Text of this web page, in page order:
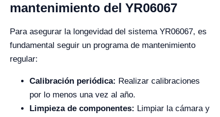
mantenimiento del YR06067
Para asegurar la longevidad del sistema YR06067, es
fundamental seguir un programa de mantenimiento
regular:
Calibración periódica: Realizar calibraciones
por lo menos una vez al año.
Limpieza de componentes: Limpiar la cámara y